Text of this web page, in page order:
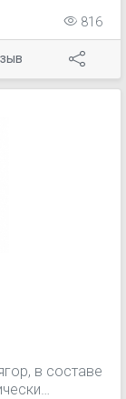
gravis,
детский
миопатия.
816
в составе